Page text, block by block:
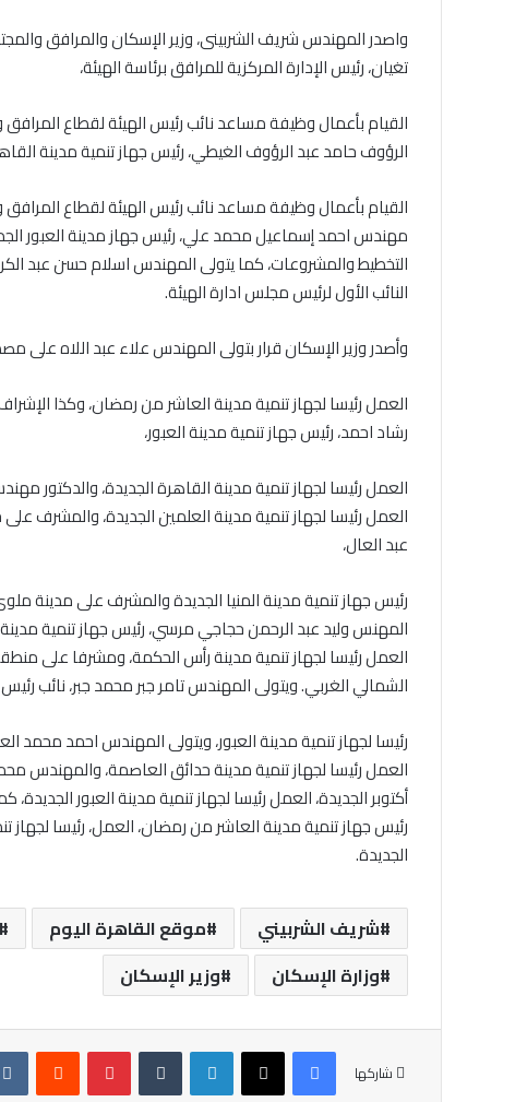
واصدر المهندس شريف الشربينى، وزير الإسكان والمرافق
تغيان، رئيس الإدارة المركزية للمرافق برئاسة الهيئة،
القيام بأعمال وظيفة مساعد نائب رئيس الهيئة لقطاع
الرؤوف حامد عبد الرؤوف الغيطي، رئيس جهاز تنمية مدينة
القيام بأعمال وظيفة مساعد نائب رئيس الهيئة لقطاع
مهندس احمد إسماعيل محمد علي، رئيس جهاز مدينة العبور
التخطيط والمشروعات، كما يتولى المهندس اسلام حسن عبد
النائب الأول لرئيس مجلس ادارة الهيئة.
وأصدر وزير الإسكان قرار بتولى المهندس علاء عبد اللاه
العمل رئيسا لجهاز تنمية مدينة العاشر من رمضان، وكذا
رشاد احمد، رئيس جهاز تنمية مدينة العبور،
العمل رئيسا لجهاز تنمية مدينة القاهرة الجديدة، والدكتور
العمل رئيسا لجهاز تنمية مدينة العلمين الجديدة،
عبد العال،
رئيس جهاز تنمية مدينة المنيا الجديدة والمشرف على مدينة
المهنس وليد عبد الرحمن حجاجي مرسي، رئيس جهاز تنمية
العمل رئيسا لجهاز تنمية مدينة رأس الحكمة، ومشرفا على
الشمالي الغربي. ويتولى المهندس تامر جبر محمد جبر، نائب
رئيسا لجهاز تنمية مدينة العبور، ويتولى المهندس احمد محمد
العمل رئيسا لجهاز تنمية مدينة حدائق العاصمة، والمهندس
أكتوبر الجديدة، العمل رئيسا لجهاز تنمية مدينة العبور
رئيس جهاز تنمية مدينة العاشر من رمضان، العمل، رئيسا
الجديدة.
شريف الشربيني موقع القاهرة اليوم
وزارة الإسكان
وزير الإسكان
شاركها
فيسبوك لينكدإن بينتيريست